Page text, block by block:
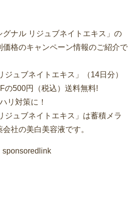
グナル リジュブネイトエキス」の
格のキャンペーン情報のご紹介で
ジュブネイトエキス」（14日分）
の500円（税込）送料無料!
リ対策に！
ジュブネイトエキス」は蓄積メラ
社の美白美容液です。
sponsoredlink